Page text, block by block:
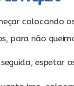
colocando
para não
seguida, espetar